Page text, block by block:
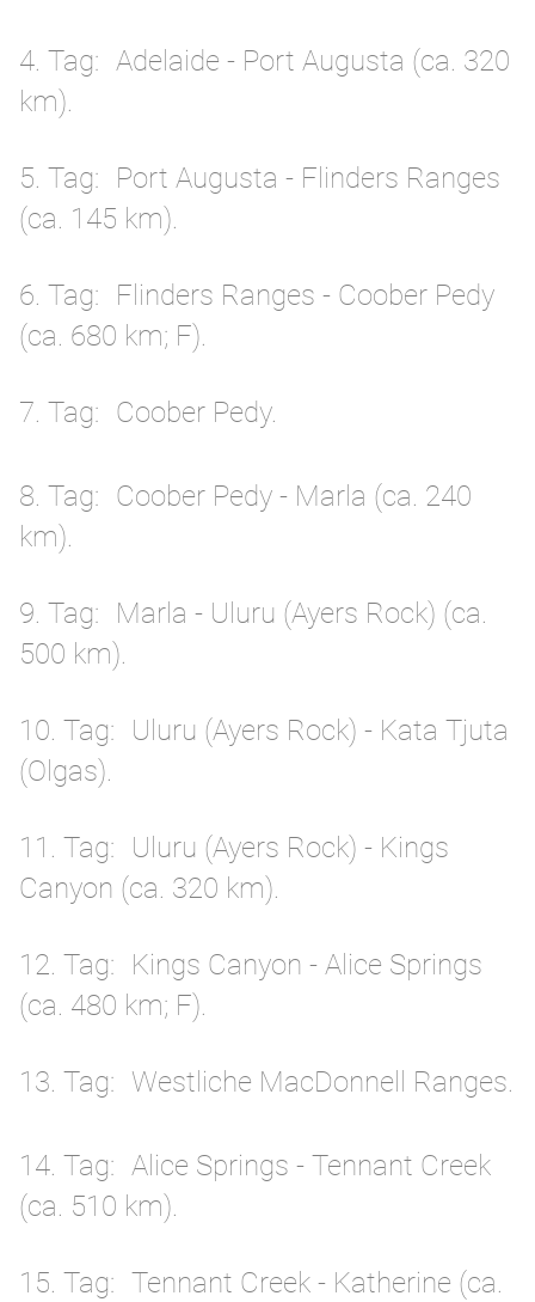
4. Tag
Adelaide - Port Augusta (ca. 320
km).
5. Tag
Port Augusta - Flinders Ranges
(ca. 145 km).
6. Tag
Flinders Ranges - Coober Pedy
(ca. 680 km; F).
7. Tag Coober Pedy.
8. Tag
Coober Pedy - Marla (ca. 240
km).
9. Tag
Marla - Uluru (Ayers Rock) (ca.
500 km).
10. Tag
Uluru (Ayers Rock) - Kata Tjuta
(Olgas).
11. Tag
Uluru (Ayers Rock) - Kings
Canyon (ca. 320 km).
12. Tag
Kings Canyon - Alice Springs
(ca. 480 km; F).
13. Tag Westliche MacDonnell Ranges.
14. Tag
Alice Springs - Tennant Creek
(ca. 510 km).
15. Tag
Tennant Creek - Katherine (ca.